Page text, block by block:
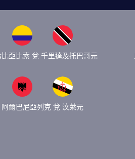
比亞比索 兌 千里達及托巴哥元
阿爾巴尼亞列克 兌 汶萊元